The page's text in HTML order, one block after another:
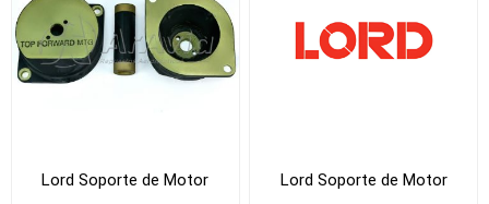
Lord Soporte de Motor Lord Soporte de Motor